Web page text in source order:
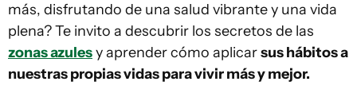
más, disfrutando de una salud vibrante y una vida
plena? Te invito a descubrir los secretos de las
zonas azulesy aprender cómo aplicarsus hábitos a
nuestras propias vidas para vivir más y mejor.